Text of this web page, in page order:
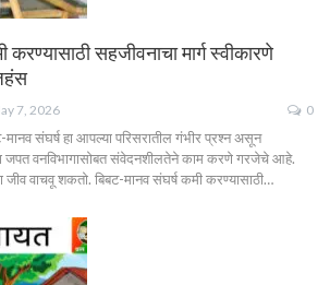
करण्यासाठी सहजीवनाचा मार्ग स्वीकारणे
7, 2026 0
संघर्ष हा आपल्या परिसरातील गंभीर प्रश्न असून
जपत वनविभागासोबत संवेदनशीलतेने काम करणे गरजेचे आहे.
वाचवू शकतो. बिबट-मानव संघर्ष कमी करण्यासाठी…